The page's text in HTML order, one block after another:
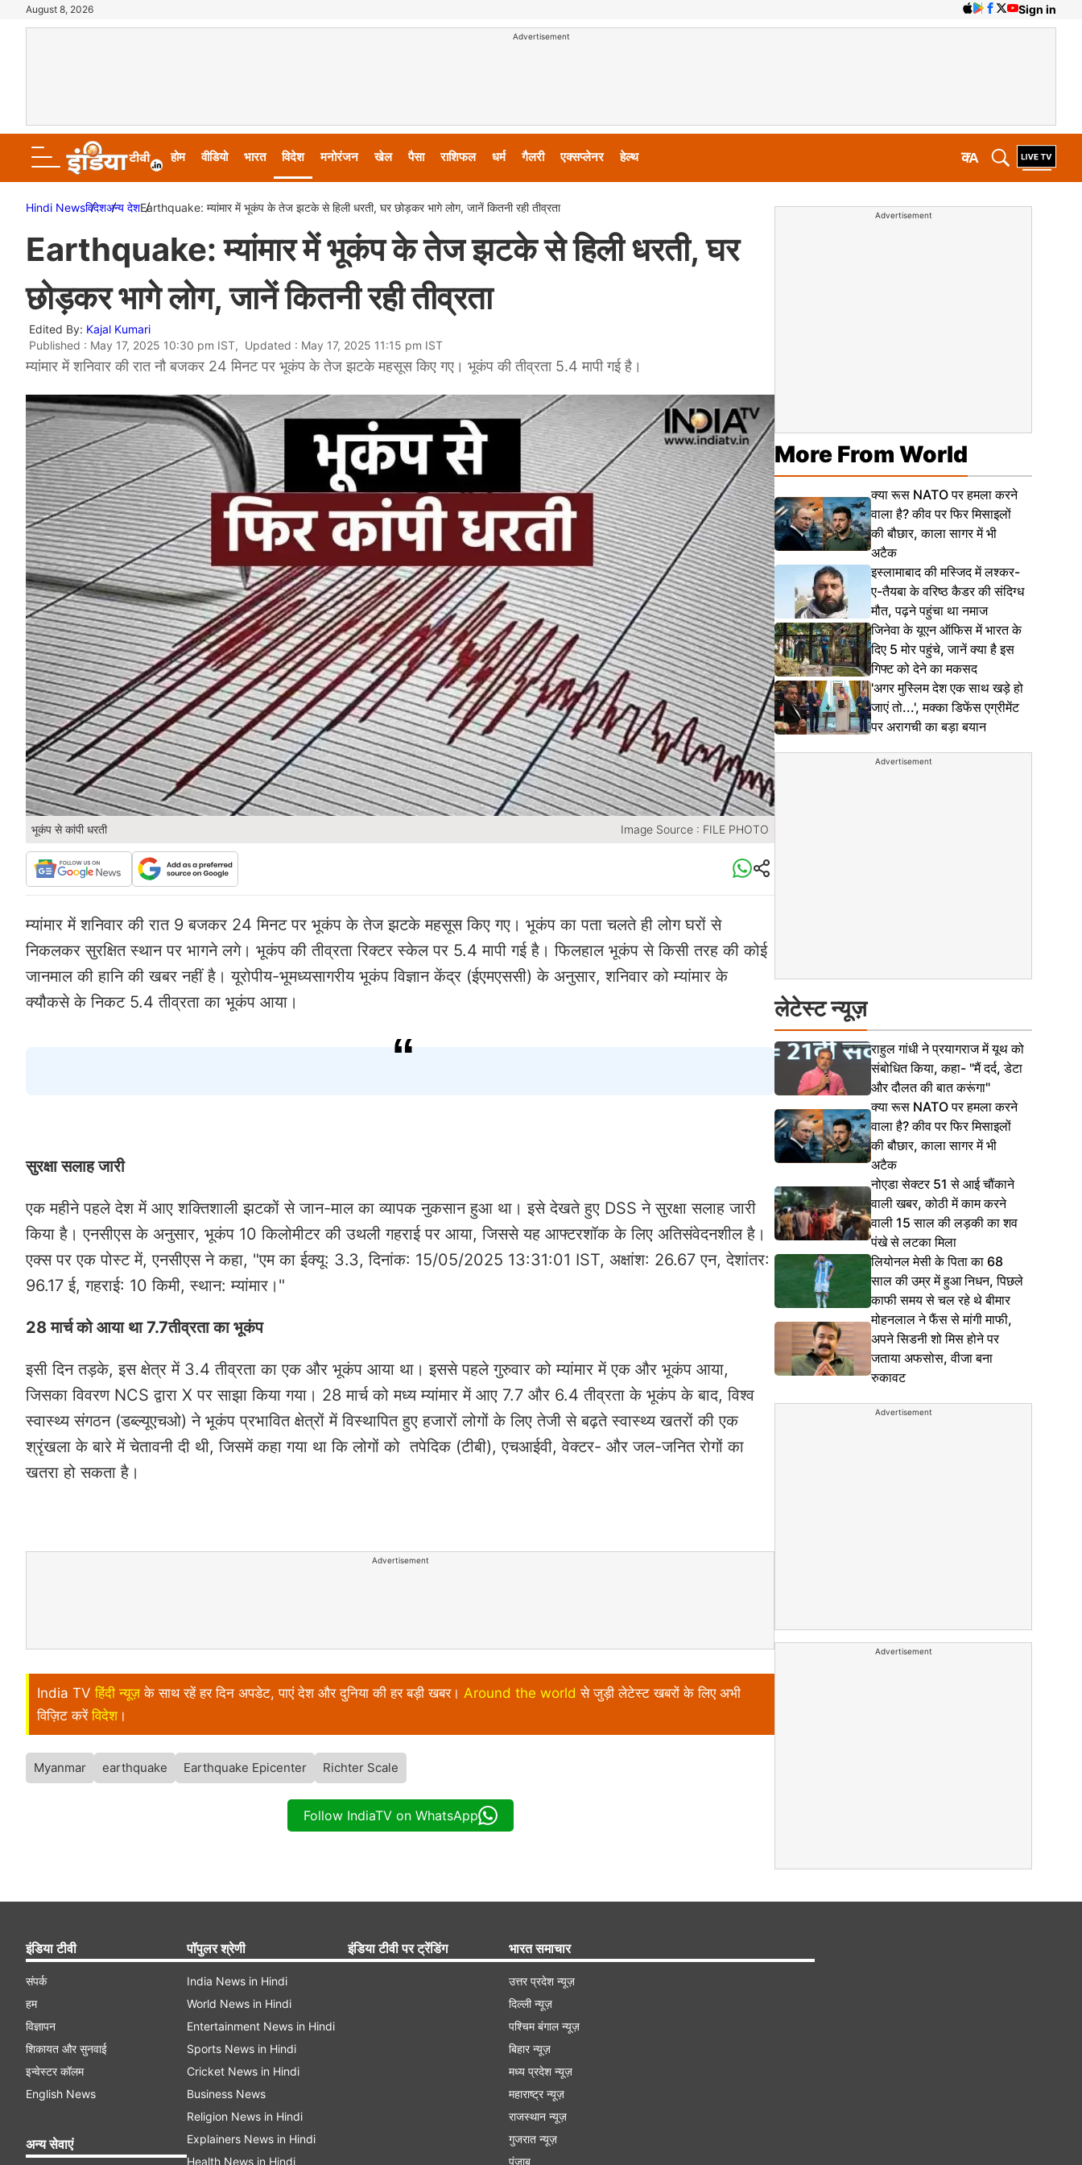
August 8, 2026 Sign in
Advertisement
होम वीडियो भारत विदेश मनोरंजन खेल पैसा राशिफल धर्म गैलरी एक्सप्लेनर हेल्थ A
क
Hindi Newsविदेशअन्य देशEarthquake: म्यांमार में भूकंप के तेज झटके से हिली धरती, घर छोड़कर भागे लोग, जानें कितनी रही तीव्रता
Earthquake: म्यांमार में भूकंप के तेज झटके से हिली धरती, घर
छोड़कर भागे लोग, जानें कितनी रही तीव्रता
Edited By: Kajal Kumari
Published : May 17, 2025 10:30 pm IST, Updated : May 17, 2025 11:15 pm IST
म्यांमार में शनिवार की रात नौ बजकर 24 मिनट पर भूकंप के तेज झटके महसूस किए गए। भूकंप की तीव्रता 5.4 मापी गई है।
भूकंप से कांपी धरती Image Source : FILE PHOTO
म्यांमार में शनिवार की रात 9 बजकर 24 मिनट पर भूकंप के तेज झटके महसूस किए गए। भूकंप का पता चलते ही लोग घरों से
निकलकर सुरक्षित स्थान पर भागने लगे। भूकंप की तीव्रता रिक्टर स्केल पर 5.4 मापी गई है। फिलहाल भूकंप से किसी तरह की कोई
जानमाल की हानि की खबर नहीं है। यूरोपीय-भूमध्यसागरीय भूकंप विज्ञान केंद्र (ईएमएससी) के अनुसार, शनिवार को म्यांमार के
क्यौकसे के निकट 5.4 तीव्रता का भूकंप आया।
सुरक्षा सलाह जारी
एक महीने पहले देश में आए शक्तिशाली झटकों से जान-माल का व्यापक नुकसान हुआ था। इसे देखते हुए DSS ने सुरक्षा सलाह जारी
किया है। एनसीएस के अनुसार, भूकंप 10 किलोमीटर की उथली गहराई पर आया, जिससे यह आफ्टरशॉक के लिए अतिसंवेदनशील है।
एक्स पर एक पोस्ट में, एनसीएस ने कहा, "एम का ईक्यू: 3.3, दिनांक: 15/05/2025 13:31:01 IST, अक्षांश: 26.67 एन, देशांतर:
96.17 ई, गहराई: 10 किमी, स्थान: म्यांमार।"
28 मार्च को आया था 7.7तीव्रता का भूकंप
इसी दिन तड़के, इस क्षेत्र में 3.4 तीव्रता का एक और भूकंप आया था। इससे पहले गुरुवार को म्यांमार में एक और भूकंप आया,
जिसका विवरण NCS द्वारा X पर साझा किया गया। 28 मार्च को मध्य म्यांमार में आए 7.7 और 6.4 तीव्रता के भूकंप के बाद, विश्व
स्वास्थ्य संगठन (डब्ल्यूएचओ) ने भूकंप प्रभावित क्षेत्रों में विस्थापित हुए हजारों लोगों के लिए तेजी से बढ़ते स्वास्थ्य खतरों की एक
श्रृंखला के बारे में चेतावनी दी थी, जिसमें कहा गया था कि लोगों को तपेदिक (टीबी), एचआईवी, वेक्टर- और जल-जनित रोगों का
खतरा हो सकता है।
Advertisement
India TV हिंदी न्यूज़ के साथ रहें हर दिन अपडेट, पाएं देश और दुनिया की हर बड़ी खबर। Around the world से जुड़ी लेटेस्ट खबरों के लिए अभी
विज़िट करें विदेश ।
Myanmar earthquake Earthquake Epicenter Richter Scale
Follow IndiaTV on WhatsApp
Advertisement
More From World
क्या रूस NATO पर हमला करने
वाला है? कीव पर फिर मिसाइलों
की बौछार, काला सागर में भी
अटैक
इस्लामाबाद की मस्जिद में लश्कर-
ए-तैयबा के वरिष्ठ कैडर की संदिग्ध
मौत, पढ़ने पहुंचा था नमाज
जिनेवा के यूएन ऑफिस में भारत के
दिए 5 मोर पहुंचे, जानें क्या है इस
गिफ्ट को देने का मकसद
'अगर मुस्लिम देश एक साथ खड़े हो
जाएं तो...', मक्का डिफेंस एग्रीमेंट
पर अरागची का बड़ा बयान
Advertisement
लेटेस्ट न्यूज़
राहुल गांधी ने प्रयागराज में यूथ को
संबोधित किया, कहा- "मैं दर्द, डेटा
और दौलत की बात करूंगा"
क्या रूस NATO पर हमला करने
वाला है? कीव पर फिर मिसाइलों
की बौछार, काला सागर में भी
अटैक
नोएडा सेक्टर 51 से आई चौंकाने
वाली खबर, कोठी में काम करने
वाली 15 साल की लड़की का शव
पंखे से लटका मिला
लियोनल मेसी के पिता का 68
साल की उम्र में हुआ निधन, पिछले
काफी समय से चल रहे थे बीमार
मोहनलाल ने फैंस से मांगी माफी,
अपने सिडनी शो मिस होने पर
जताया अफसोस, वीजा बना
रुकावट
Advertisement
Advertisement
इंडिया टीवी
संपर्क
हम
विज्ञापन
शिकायत और सुनवाई
इन्वेस्टर कॉलम
English News
अन्य सेवाएं
पॉपुलर श्रेणी
India News in Hindi
World News in Hindi
Entertainment News in Hindi
Sports News in Hindi
Cricket News in Hindi
Business News
Religion News in Hindi
Explainers News in Hindi
Health News in Hindi
इंडिया टीवी पर ट्रेंडिंग भारत समाचार
उत्तर प्रदेश न्यूज़
दिल्ली न्यूज़
पश्चिम बंगाल न्यूज़
बिहार न्यूज़
मध्य प्रदेश न्यूज़
महाराष्ट्र न्यूज़
राजस्थान न्यूज़
गुजरात न्यूज़
पंजाब